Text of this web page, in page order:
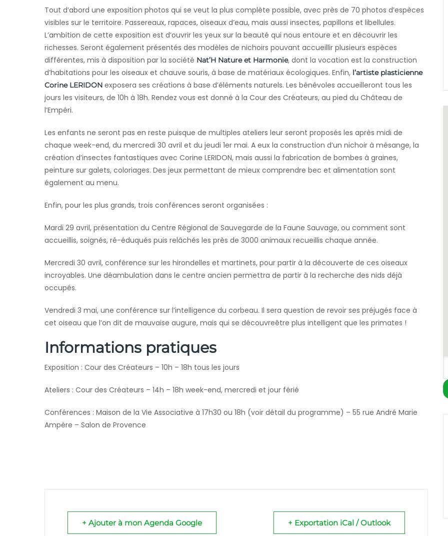
Tout d’abord une exposition photos qui se veut la plus complète possible, avec près de 70 photos d’espèces
visibles sur le territoire. Passereaux, rapaces, oiseaux d’eau, mais aussi insectes, papillons et libellules.
L’ambition de cette exposition est d’ouvrir les yeux sur la beauté qui nous entoure et en découvrir les
richesses. Seront également présentés des modèles de nichoirs pouvant accueillir plusieurs espèces
différentes, mis à disposition par la société Nat’H Nature et Harmonie, dont la vocation est la construction
d’habitations pour les oiseaux et chauve souris, à base de matériaux écologiques. Enfin, l’artiste plasticienne
Corine LERIDON exposera ses créations à base d’éléments naturels. Les bénévoles accueilleront tous les
jours les visiteurs, de 10h à 18h. Rendez vous est donné à la Cour des Créateurs, au pied du Château de
l’Empéri.
Les enfants ne seront pas en reste puisque de multiples ateliers leur seront proposés les après midi de
chaque week-end, du mercredi 30 avril et du jeudi 1er mai. A eux la construction d’un nichoir à mésange, la
création d’insectes fantastiques avec Corine LERIDON, mais aussi la fabrication de bombes à graines,
peinture sur galets, coloriages. Des jeux permettant de mieux comprendre bec et alimentation sont
également au menu.
Enfin, pour les plus grands, trois conférences seront organisées :
Mardi 29 avril, présentation du Centre Régional de Sauvegarde de la Faune Sauvage, ou comment sont
accueillis, soignés, ré-éduqués puis relâchés les près de 3000 animaux recueillis chaque année.
Mercredi 30 avril, conférence sur les hirondelles et martinets, pour partir à la découverte de ces oiseaux
incroyables. Une déambulation dans le centre ancien permettra de partir à la recherche des nids déjà
occupés.
Vendredi 3 mai, une conférence sur l’intelligence du corbeau. Il sera question de revoir ses préjugés face à
cet oiseau que l’on dit de mauvaise augure, mais qui se découvreêtre plus intelligent que les primates !
Informations pratiques
Exposition : Cour des Créateurs – 10h – 18h tous les jours
Ateliers : Cour des Créateurs – 14h – 18h week-end, mercredi et jour férié
Conférences : Maison de la Vie Associative à 17h30 ou 18h (voir détail du programme) – 55 rue André Marie
Ampère – Salon de Provence
+ Ajouter à mon Agenda Google + Exportation iCal / Outlook